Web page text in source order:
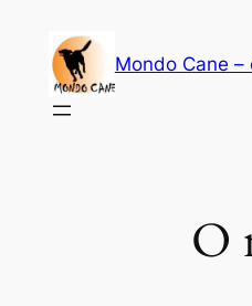
Mondo Cane –
O